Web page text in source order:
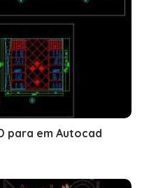
para em Autocad